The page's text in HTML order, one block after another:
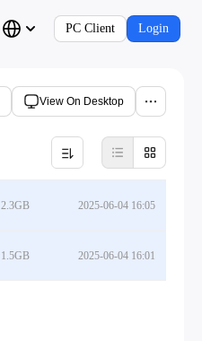
PC Client Login
View On Desktop
2.3GB 2025-06-04 16:05
1.5GB 2025-06-04 16:01